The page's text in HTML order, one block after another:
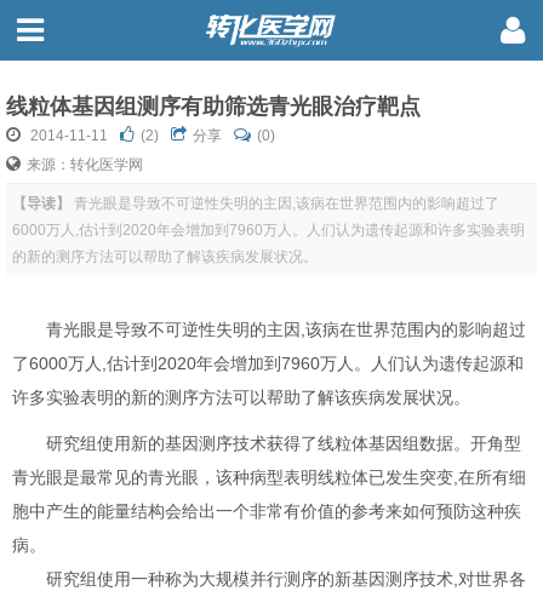
线粒体基因组测序有助筛选青光眼治疗靶点
2014-11-11 (2) 分享
(0)
来源：转化医学网
【导读】
青光眼是导致不可逆性失明的主因,该病在世界范围内的影响超过了
6000万人,估计到2020年会增加到7960万人。人们认为遗传起源和许多实验表明
的新的测序方法可以帮助了解该疾病发展状况。
青光眼是导致不可逆性失明的主因,该病在世界范围内的影响超过
了6000万人,估计到2020年会增加到7960万人。人们认为遗传起源和
许多实验表明的新的测序方法可以帮助了解该疾病发展状况。
研究组使用新的基因测序技术获得了线粒体基因组数据。开角型
青光眼是最常见的青光眼，该种病型表明线粒体已发生突变,在所有细
胞中产生的能量结构会给出一个非常有价值的参考来如何预防这种疾
病。
研究组使用一种称为大规模并行测序的新基因测序技术,对世界各